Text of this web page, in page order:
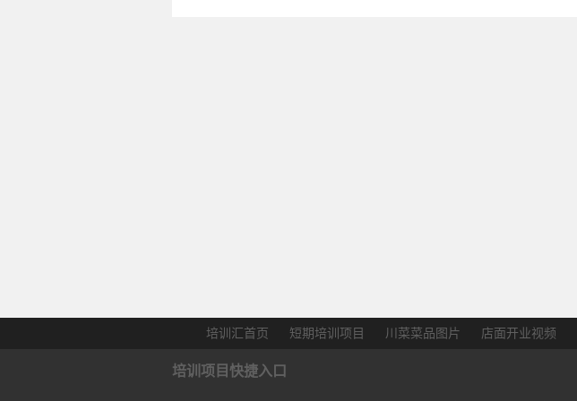
培训汇首页 短期培训项目 川菜菜品图片 店面开业视频
培训项目快捷入口